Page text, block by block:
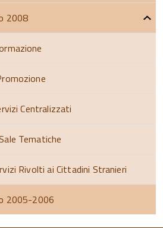
2008
Centralizzati
Tematiche
Rivolti ai Cittadini Stranieri
2005-2006